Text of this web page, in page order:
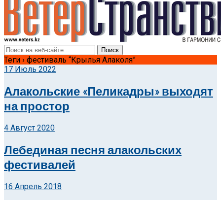
Теги › фестиваль “Крылья Алаколя”
17 Июль 2022
Алакольские «Пеликадры» выходят
на простор
4 Август 2020
Лебединая песня алакольских
фестивалей
16 Апрель 2018